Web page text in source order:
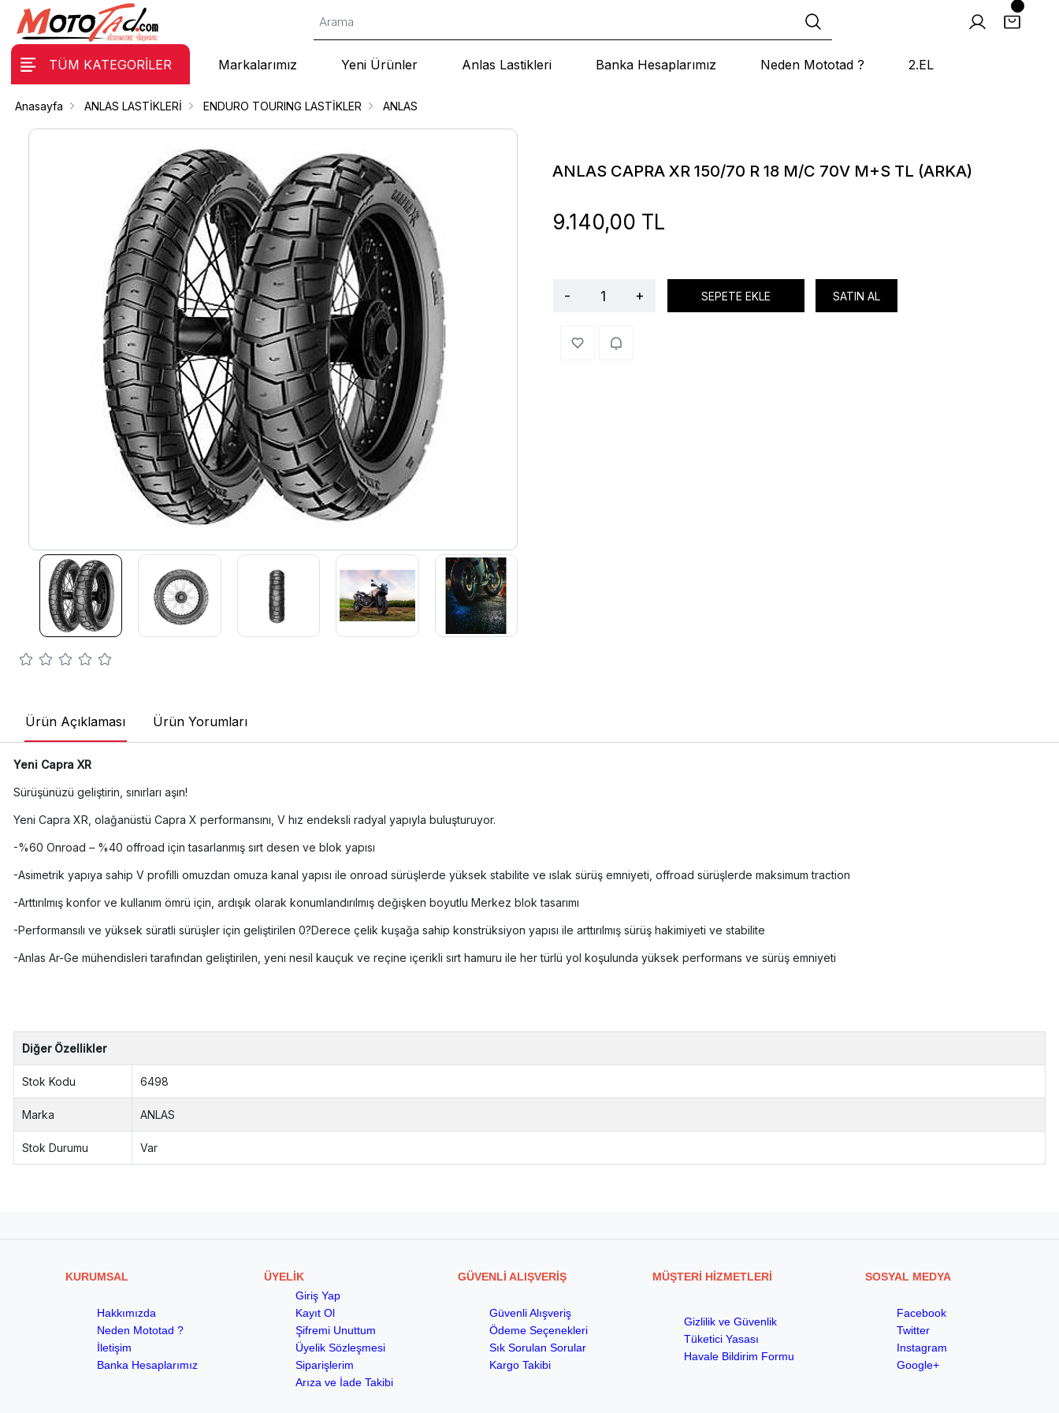
TÜM KATEGORİLER Markalarımız Yeni Ürünler Anlas Lastikleri Banka Hesaplarımız Neden Mototad ? 2.EL
Anasayfa ANLAS LASTİKLERİ ENDURO TOURING LASTİKLER ANLAS
ANLAS CAPRA XR 150/70 R 18 M/C 70V M+S TL (ARKA)
9.140,00 TL
- + SEPETE EKLE SATIN AL
Ürün Açıklaması Ürün Yorumları
Yeni Capra XR
Sürüşünüzü geliştirin, sınırları aşın!
Yeni Capra XR, olağanüstü Capra X performansını, V hız endeksli radyal yapıyla buluşturuyor.
-%60 Onroad – %40 offroad için tasarlanmış sırt desen ve blok yapısı
-Asimetrik yapıya sahip V profilli omuzdan omuza kanal yapısı ile onroad sürüşlerde yüksek stabilite ve ıslak sürüş emniyeti, offroad sürüşlerde maksimum traction
-Arttırılmış konfor ve kullanım ömrü için, ardışık olarak konumlandırılmış değişken boyutlu Merkez blok tasarımı
-Performansılı ve yüksek süratli sürüşler için geliştirilen 0?Derece çelik kuşağa sahip konstrüksiyon yapısı ile arttırılmış sürüş hakimiyeti ve stabilite
-Anlas Ar-Ge mühendisleri tarafından geliştirilen, yeni nesil kauçuk ve reçine içerikli sırt hamuru ile her türlü yol koşulunda yüksek performans ve sürüş emniyeti
Diğer Özellikler
Stok Kodu 6498
Marka ANLAS
Stok Durumu Var
KURUMSAL ÜYELİK GÜVENLİ ALIŞVERİŞ MÜŞTERİ HİZMETLERİ SOSYAL MEDYA
Hakkımızda
Neden Mototad ?
İletişim
Banka Hesaplarımız
Giriş Yap
Kayıt Ol
Şifremi Unuttum
Üyelik Sözleşmesi
Siparişlerim
Arıza ve İade Takibi
Güvenli Alışveriş
Ödeme Seçenekleri
Sık Sorulan Sorular
Kargo Takibi
Gizlilik ve Güvenlik
Tüketici Yasası
Havale Bildirim Formu
Facebook
Twitter
Instagram
Google+